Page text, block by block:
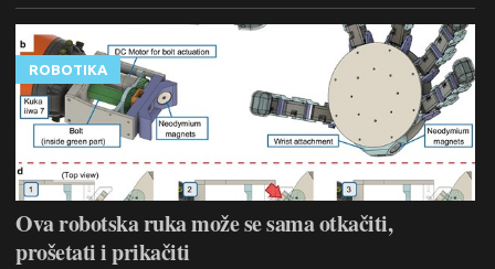
ROBOTIKA
Ova robotska ruka može se sama otkačiti,
prošetati i prikačiti